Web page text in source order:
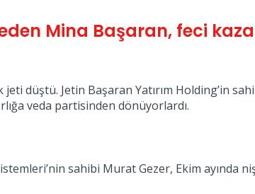
Mina Başaran, feci
düştü. Jetin Başaran Yatırım Holding’in
veda partisinden dönüyorlardı.
sahibi Murat Gezer, Ekim ayında